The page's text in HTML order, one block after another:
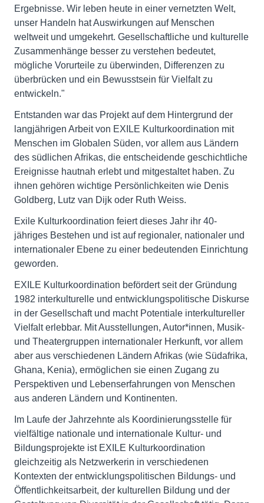
Ergebnisse. Wir leben heute in einer vernetzten Welt,
unser Handeln hat Auswirkungen auf Menschen
weltweit und umgekehrt. Gesellschaftliche und kulturelle
Zusammenhänge besser zu verstehen bedeutet,
mögliche Vorurteile zu überwinden, Differenzen zu
überbrücken und ein Bewusstsein für Vielfalt zu
entwickeln."
Entstanden war das Projekt auf dem Hintergrund der
langjährigen Arbeit von EXILE Kulturkoordination mit
Menschen im Globalen Süden, vor allem aus Ländern
des südlichen Afrikas, die entscheidende geschichtliche
Ereignisse hautnah erlebt und mitgestaltet haben. Zu
ihnen gehören wichtige Persönlichkeiten wie Denis
Goldberg, Lutz van Dijk oder Ruth Weiss.
Exile Kulturkoordination feiert dieses Jahr ihr 40-
jähriges Bestehen und ist auf regionaler, nationaler und
internationaler Ebene zu einer bedeutenden Einrichtung
geworden.
EXILE Kulturkoordination befördert seit der Gründung
1982 interkulturelle und entwicklungspolitische Diskurse
in der Gesellschaft und macht Potentiale interkultureller
Vielfalt erlebbar. Mit Ausstellungen, Autor*innen, Musik-
und Theatergruppen internationaler Herkunft, vor allem
aber aus verschiedenen Ländern Afrikas (wie Südafrika,
Ghana, Kenia), ermöglichen sie einen Zugang zu
Perspektiven und Lebenserfahrungen von Menschen
aus anderen Ländern und Kontinenten.
Im Laufe der Jahrzehnte als Koordinierungsstelle für
vielfältige nationale und internationale Kultur- und
Bildungsprojekte ist EXILE Kulturkoordination
gleichzeitig als Netzwerkerin in verschiedenen
Kontexten der entwicklungspolitischen Bildungs- und
Öffentlichkeitsarbeit, der kulturellen Bildung und der